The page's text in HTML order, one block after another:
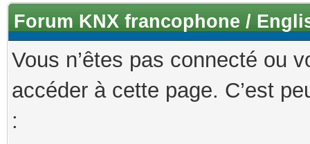
Forum KNX francophone /
Vous n’êtes pas connecté ou
accéder à cette page. C’est
: